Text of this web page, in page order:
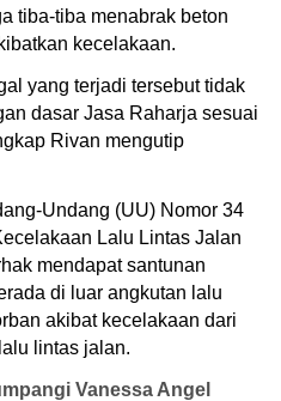
tiba-tiba menabrak beton
kecelakaan.
yang terjadi tersebut tidak
dasar Jasa Raharja sesuai
Rivan mengutip
Undang (UU) Nomor 34
Lalu Lintas Jalan
mendapat santunan
di luar angkutan lalu
akibat kecelakaan dari
lintas jalan.
Vanessa Angel